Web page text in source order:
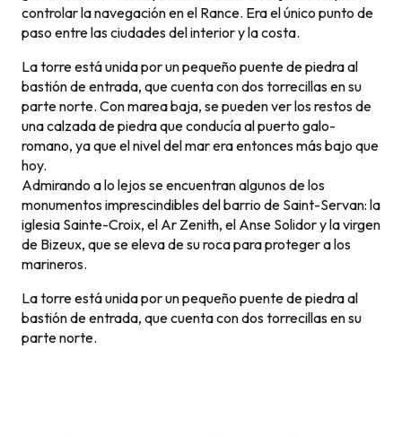
controlar la navegación en el Rance. Era el único punto de
paso entre las ciudades del interior y la costa.
La torre está unida por un pequeño puente de piedra al
bastión de entrada, que cuenta con dos torrecillas en su
parte norte. Con marea baja, se pueden ver los restos de
una calzada de piedra que conducía al puerto galo-
romano, ya que el nivel del mar era entonces más bajo que
hoy.
Admirando a lo lejos se encuentran algunos de los
monumentos imprescindibles del barrio de Saint-Servan: la
iglesia Sainte-Croix, el Ar Zenith, el Anse Solidor y la virgen
de Bizeux, que se eleva de su roca para proteger a los
marineros.
La torre está unida por un pequeño puente de piedra al
bastión de entrada, que cuenta con dos torrecillas en su
parte norte.